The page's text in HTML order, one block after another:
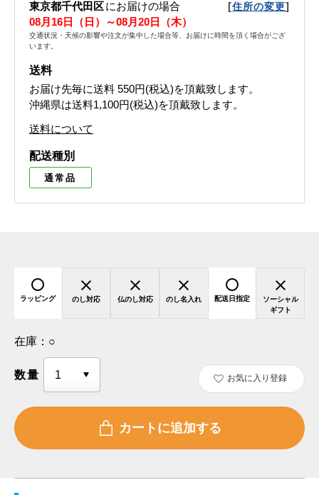
東京都千代田区にお届けの場合 [住所の変更]
08月16日（日）～08月20日（木）
交通状況・天候の影響や注文が集中した場合等、お届けに時間を頂く場合がござ
います。
送料
お届け先毎に送料 550円(税込)を頂戴致します。
沖縄県は送料1,100円(税込)を頂戴致します。
送料について
配送種別
通常品
ラッピング のし対応 仏のし対応 のし名入れ 配送日指定
ソーシャル
ギフト
在庫： ○
数量 お気に入り登録